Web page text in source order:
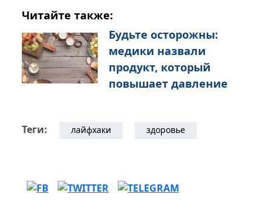
Читайте также:
Будьте осторожны:
медики назвали
продукт, который
повышает давление
Теги: лайфхаки здоровье